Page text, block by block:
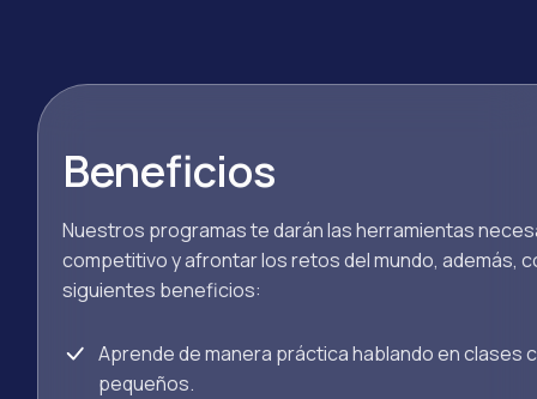
Beneficios
Nuestros programas te darán las herramientas
competitivo y afrontar los retos del mundo, además,
siguientes beneficios:
Aprende de manera práctica hablando en clases
pequeños.